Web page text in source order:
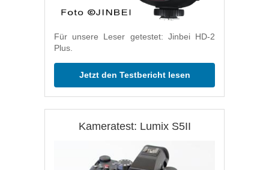
Für unsere Leser getestet: Jinbei HD-2
Plus.
Jetzt den Testbericht lesen
Kameratest: Lumix S5II